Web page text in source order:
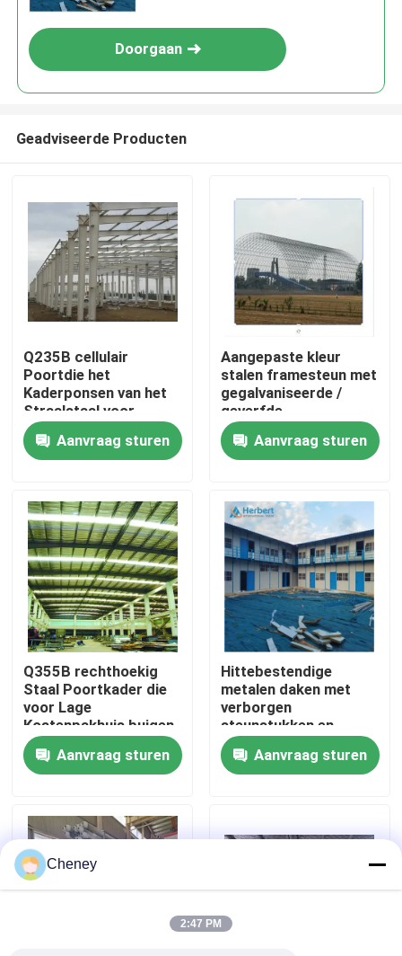
Huis
Ongeveer ons
Fabrieksreis
Kwaliteitscontrole
Contacteer ons
Nieuws
Gevallen
staal ruimtekaders
Doorgaan
Geadviseerde Producten
Q235B cellulair
Poortdie het
Kaderponsen van het
Straalstaal voor
Hangaar wordt
aangepast
Aanvraag sturen
Aangepaste kleur
stalen framesteun met
gegalvaniseerde /
geverfde
oppervlaktebehandeling
Aanvraag sturen
Q355B rechthoekig
Staal Poortkader die
voor Lage
Kostenpakhuis buigen
Aanvraag sturen
Hittebestendige
metalen daken met
verborgen
steunstukken en
isolatiepads
Aanvraag sturen
Cheney
2:47 PM